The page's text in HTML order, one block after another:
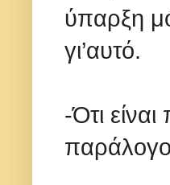
ύπαρξη
γι’αυτό.
-Ότι